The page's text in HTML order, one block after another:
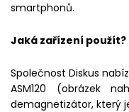
smartphonů.
Jaká zařízení použít?
Společnost Diskus
ASM120 (obrázek
demagnetizátor, který